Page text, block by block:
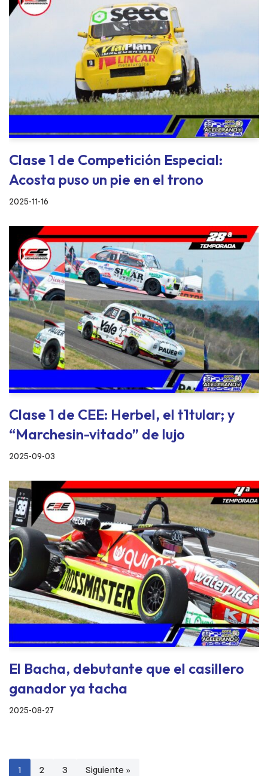
Clase 1 de Competición Especial:
Acosta puso un pie en el trono
2025-11-16
Clase 1 de CEE: Herbel, el t1tular; y
“Marchesin-vitado” de lujo
2025-09-03
El Bacha, debutante que el casillero
ganador ya tacha
2025-08-27
1 2 3 Siguiente »